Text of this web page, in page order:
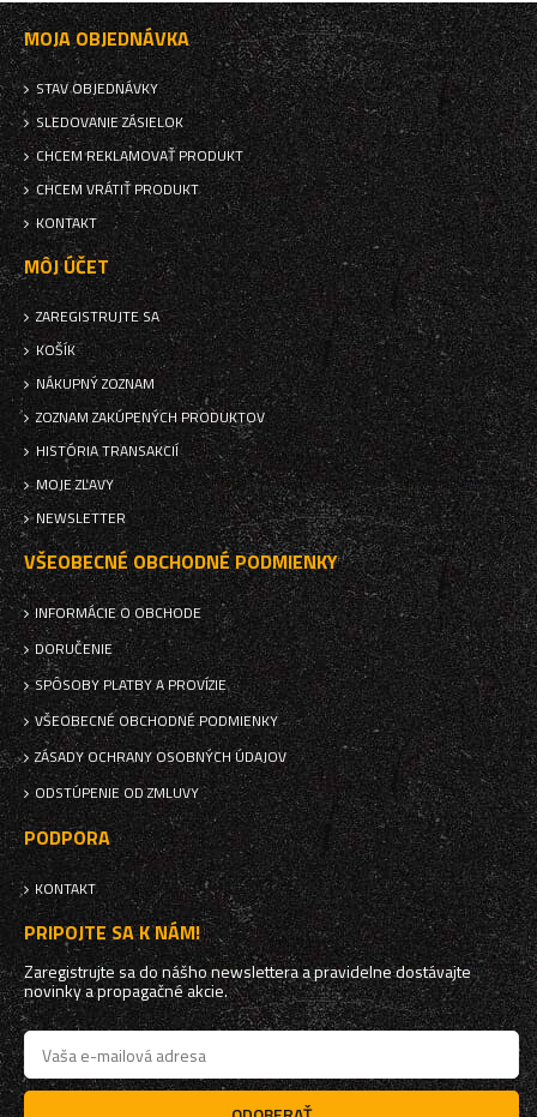
MOJA OBJEDNÁVKA
STAV OBJEDNÁVKY
SLEDOVANIE ZÁSIELOK
CHCEM REKLAMOVAŤ PRODUKT
CHCEM VRÁTIŤ PRODUKT
KONTAKT
MÔJ ÚČET
ZAREGISTRUJTE SA
KOŠÍK
NÁKUPNÝ ZOZNAM
ZOZNAM ZAKÚPENÝCH PRODUKTOV
HISTÓRIA TRANSAKCIÍ
MOJE ZĽAVY
NEWSLETTER
VŠEOBECNÉ OBCHODNÉ PODMIENKY
INFORMÁCIE O OBCHODE
DORUČENIE
SPÔSOBY PLATBY A PROVÍZIE
VŠEOBECNÉ OBCHODNÉ PODMIENKY
ZÁSADY OCHRANY OSOBNÝCH ÚDAJOV
ODSTÚPENIE OD ZMLUVY
PODPORA
KONTAKT
PRIPOJTE SA K NÁM!
Zaregistrujte sa do nášho newslettera a pravidelne dostávajte
novinky a propagačné akcie.